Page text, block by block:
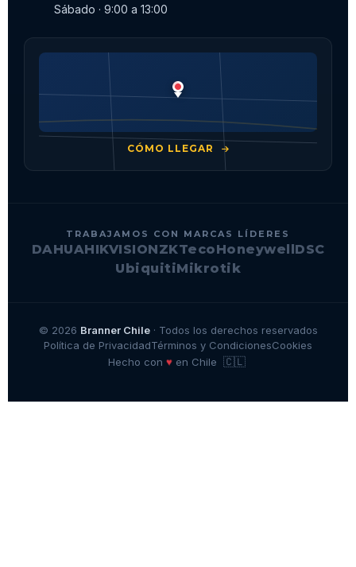
Sábado · 9:00 a 13:00
CÓMO LLEGAR
TRABAJAMOS CON MARCAS LÍDERES
DAHUAHIKVISIONZKTecoHoneywell DSC
UbiquitiMikrotik
© 2026 Branner Chile· Todos los derechos reservados
Política de PrivacidadTérminos y CondicionesCookies
Hecho con ♥en Chile 🇨🇱